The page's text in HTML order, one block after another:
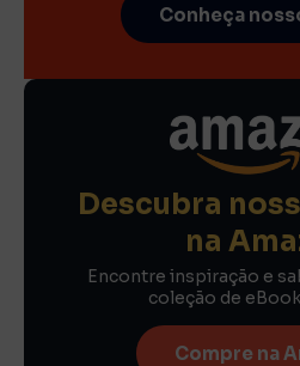
Conheça
Descubra
na
Encontre inspiração e
coleção de
Compre na